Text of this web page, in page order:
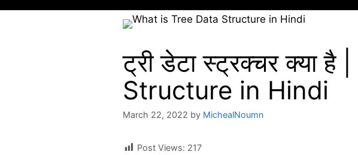
ट्री डेटा स्ट्रक्चर क्या
Structure in Hindi
March 22, 2022 by MichealNoumn
Post Views: 217